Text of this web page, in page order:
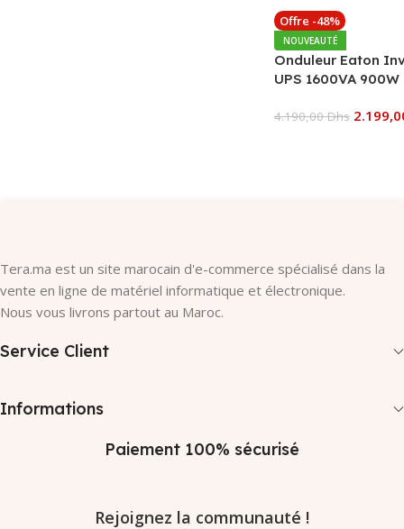
Offre -48%
NOUVEAUTÉ
Onduleur Eaton
UPS 1600VA
4.190,00Dhs
Tera.ma est un site marocain d'e-commerce spécialisé dans la
vente en ligne de matériel informatique et électronique.
Nous vous livrons partout au Maroc.
Service Client
Informations
Paiement 100% sécurisé
Rejoignez la communauté !